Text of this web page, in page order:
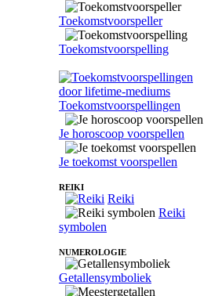
Toekomstvoorspeller
Toekomstvoorspelling
Toekomstvoorspellingen
Je horoscoop voorspellen
Je toekomst voorspellen
REIKI
Reiki
Reiki
symbolen
NUMEROLOGIE
Getallensymboliek